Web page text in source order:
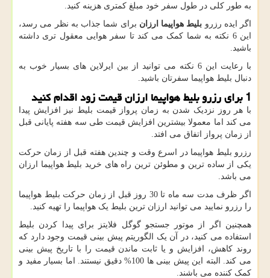
به طور کلی در طول سفر خود مبلغ کمتری هزینه کنید.
اگر ایده رزرو بلیط هواپیما ارزان برای شما جذاب به نظر می رسد،
این 6 نکته به شما کمک می کند تا سفر هوایی معقول تری داشته
باشید.
با رعایت این 6 نکته می توانید از بین ایرلاین های بسیار خوب به
دنبال بلیط هواپیما سفرتان باشید.
1 برای رزرو بلیط هواپیما ارزان قیمت زود اقدام کنید
با هر روز نزدیک شدن به زمان پرواز قیمت بلیط نیز افزایش پیدا
می کند اما معمولا بیشترین افزایش قیمت طی سه هفته پایانی قبل
از زمان پرواز اتفاق می افتد.
رزرو بلیط هواپیما در اسرع وقت و چندین هفته قبل از زمان حرکت
یکی از ساده ترین و مطوئن ترین راه های خرید بلیط هواپیما ارزان
می باشد.
اگر ظرف مدت سه ماه تا 30 روز قبل از زمان حرکت بلیط هواپیما
را رزرو نمایید می توانید ارزان ترین بلیط یک هواپیما را تهیه کنید.
همچنین اگر از موتور جستجو گوگل فلایتز برای پیدا کردن بلیط
استفاده می کنید، در آن یک الگوریتم پیش بینی قیمت وجود دارد که
روند کاهش، افزایش و یا ثابت ماندن قیمت را با تاریخ پیش بینی
می کند. البته این پیش بینی ها 100% دقیق نیستند. اما بسیار مفید و
کمک کننده می باشند.